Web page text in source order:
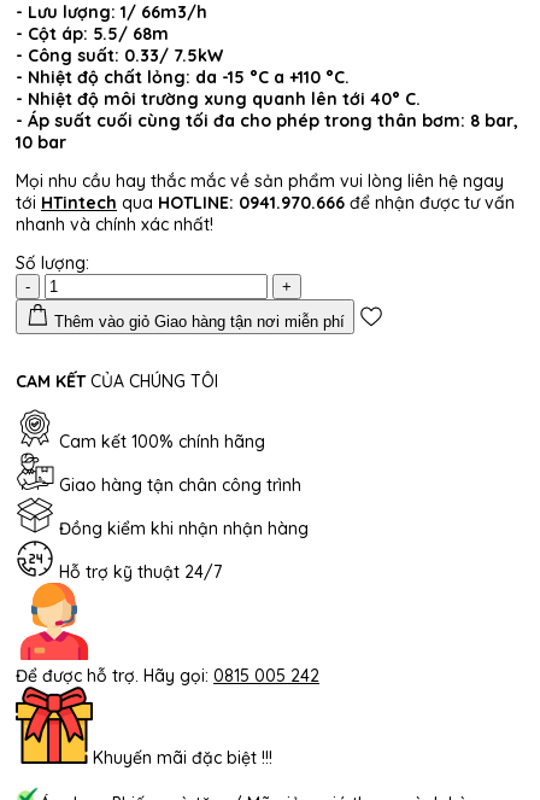
- Lưu lượng: 1/ 66m3/h
- Cột áp: 5.5/ 68m
- Công suất: 0.33/ 7.5kW
- Nhiệt độ chất lỏng: da -15 °C a +110 °C.
- Nhiệt độ môi trường xung quanh lên tới 40° C.
- Áp suất cuối cùng tối đa cho phép trong thân bơm: 8 bar,
10 bar
Mọi nhu cầu hay thắc mắc về sản phẩm vui lòng liên hệ ngay
tới HTintech qua HOTLINE: 0941.970.666 để nhận được tư vấn
nhanh và chính xác nhất!
Số lượng:
-
+
Thêm vào giỏ Giao hàng tận nơi miễn phí
CAM KẾTCỦA CHÚNG TÔI
Cam kết 100% chính hãng
Giao hàng tận chân công trình
Đồng kiểm khi nhận nhận hàng
Hỗ trợ kỹ thuật 24/7
Để được hỗ trợ. Hãy gọi: 0815 005 242
Khuyến mãi đặc biệt !!!